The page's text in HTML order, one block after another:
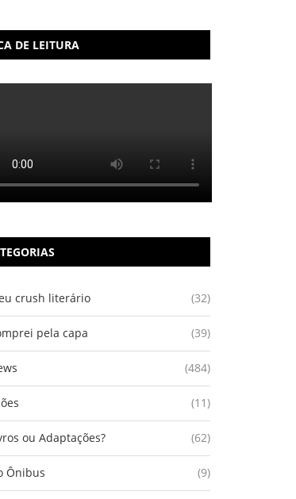
DE LEITURA
crush literário (32)
pela capa (39)
(484)
(11)
ou Adaptações? (62)
Ônibus (9)